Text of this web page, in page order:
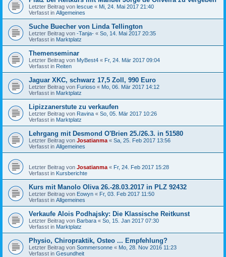
Letzter Beitrag von lescue « Mi, 24. Mai 2017 21:40
Verfasst in Allgemeines
Suche Buecher von Linda Tellington
Letzter Beitrag von -Tanja- « So, 14. Mai 2017 20:35
Verfasst in Marktplatz
Themenseminar
Letzter Beitrag von MyBest4 « Fr, 24. Mär 2017 09:04
Verfasst in Reiten
Jaguar XKC, schwarz 17,5 Zoll, 990 Euro
Letzter Beitrag von Furioso « Mo, 06. Mär 2017 14:12
Verfasst in Marktplatz
Lipizzanerstute zu verkaufen
Letzter Beitrag von Ravina « So, 05. Mär 2017 10:26
Verfasst in Marktplatz
Lehrgang mit Desmond O'Brien 25./26.3. in 51580
Letzter Beitrag von Josatianma « Sa, 25. Feb 2017 13:56
Verfasst in Allgemeines
Letzter Beitrag von Josatianma « Fr, 24. Feb 2017 15:28
Verfasst in Kursberichte
Kurs mit Manolo Oliva 26.-28.03.2017 in PLZ 92432
Letzter Beitrag von Eowyn « Fr, 03. Feb 2017 11:50
Verfasst in Allgemeines
Verkaufe Alois Podhajsky: Die Klassische Reitkunst
Letzter Beitrag von Barbara « So, 15. Jan 2017 07:30
Verfasst in Marktplatz
Physio, Chiropraktik, Osteo ... Empfehlung?
Letzter Beitrag von Sommersonne « Mo, 28. Nov 2016 11:23
Verfasst in Gesundheit